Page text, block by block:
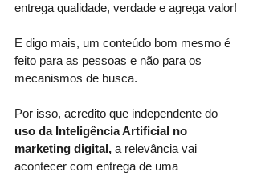
entrega qualidade, verdade e agrega valor!
E digo mais, um conteúdo bom mesmo é
feito para as pessoas e não para os
mecanismos de busca.
Por isso, acredito que independente do
uso da Inteligência Artificial no
marketing digital, a relevância vai
acontecer com entrega de uma